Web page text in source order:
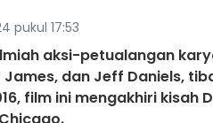
pukul 17:53
aksi-petualangan
dan Jeff Daniels,
film ini mengakhiri kisah